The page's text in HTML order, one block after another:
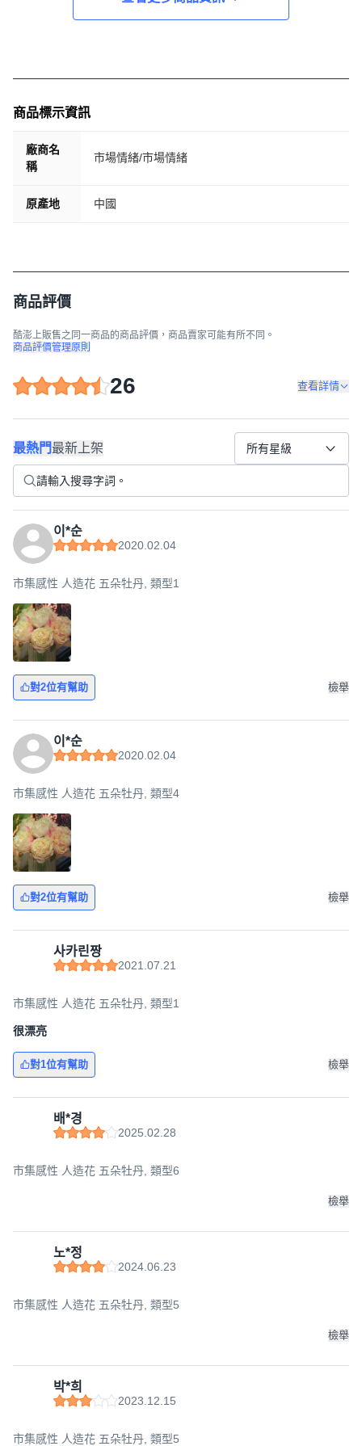
商品標示資訊
廠商名
稱
市場情緒/市場情緒
原產地 中國
商品評價
酷澎上販售之同一商品的商品評價，商品賣家可能有所不同。
商品評價管理原則
26 查看詳情
最熱門最新上架 所有星級
이*순
2020.02.04
市集感性 人造花 五朵牡丹, 類型1
對2位有幫助 檢舉
이*순
2020.02.04
市集感性 人造花 五朵牡丹, 類型4
對2位有幫助 檢舉
사카린짱
2021.07.21
市集感性 人造花 五朵牡丹, 類型1
很漂亮
對1位有幫助 檢舉
배*경
2025.02.28
市集感性 人造花 五朵牡丹, 類型6
檢舉
노*정
2024.06.23
市集感性 人造花 五朵牡丹, 類型5
檢舉
박*희
2023.12.15
市集感性 人造花 五朵牡丹, 類型5